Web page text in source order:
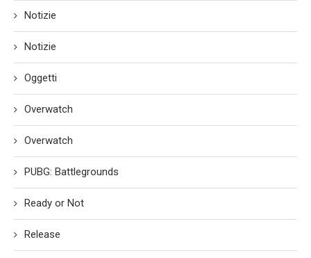
Notizie
Notizie
Oggetti
Overwatch
Overwatch
PUBG: Battlegrounds
Ready or Not
Release